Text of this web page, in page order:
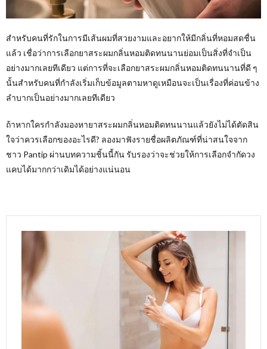
สำหรับคนที่รักในการมีเส้นผมที่สวยงามและอยากให้มีกลิ่นที่หอมสดชื่น
แล้ว เชื่อว่าการเลือกยาสระผมกลิ่นหอมติดทนนานย่อมเป็นสิ่งที่จำเป็น
อย่างมากเลยทีเดียว แต่การที่จะเลือกยาสระผมกลิ่นหอมติดทนนานที่ดี ๆ
นั้นสำหรับคนที่กำลังเริ่มเก็บข้อมูลตามหาดูเหมือนจะเป็นเรื่องที่ค่อนข้าง
ลำบากเป็นอย่างมากเลยทีเดียว
ถ้าหากใครกำลังมองหายาสระผมกลิ่นหอมติดทนนานแล้วยังไม่ได้ตัดสิน
ใจว่าควรเลือกของอะไรดี? ลองมาฟังรายชื่อผลิตภัณฑ์ที่น่าสนใจจาก
ชาว Pantip ผ่านบทความชิ้นนี้กัน รับรองว่าจะช่วยให้การเลือกจำกัดวง
แคบได้มากกว่าเดิมได้อย่างแน่นอน